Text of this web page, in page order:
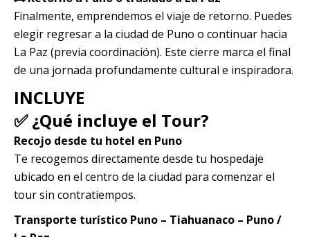
Finalmente, emprendemos el viaje de retorno. Puedes
elegir regresar a la ciudad de Puno o continuar hacia
La Paz (previa coordinación). Este cierre marca el final
de una jornada profundamente cultural e inspiradora.
INCLUYE
✅ ¿Qué incluye el Tour?
Recojo desde tu hotel en Puno
Te recogemos directamente desde tu hospedaje
ubicado en el centro de la ciudad para comenzar el
tour sin contratiempos.
Transporte turístico Puno – Tiahuanaco – Puno /